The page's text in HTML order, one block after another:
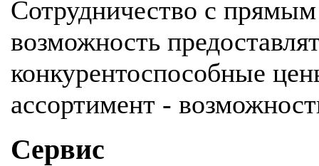
Сотрудничество с
возможность
конкурентоспособные
ассортимент -
Сервис